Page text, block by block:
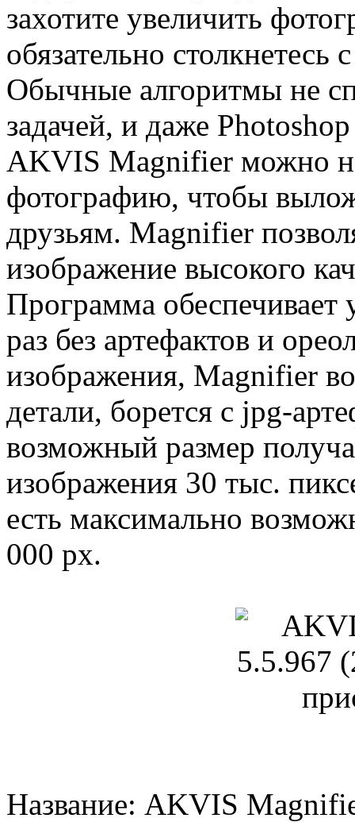
захотите увеличить
обязательно столкнетесь
Обычные алгоритмы не
задачей, и даже
AKVIS Magnifier можно
фотографию, чтобы
друзьям. Magnifier
изображение высокого
Программа обеспечивает
раз без артефактов и
изображения, Magnifier
детали, борется с jpg-
возможный размер
изображения 30 тыс.
есть максимально
000 px.
Название: AKVIS